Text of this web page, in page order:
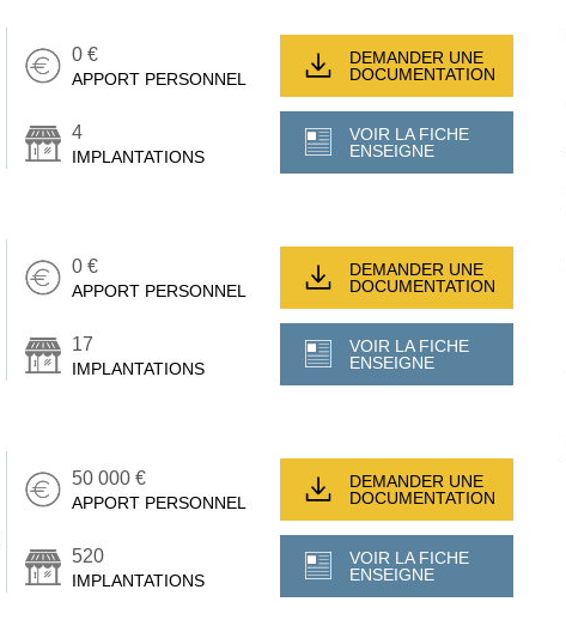
0 €
APPORT PERSONNEL
4
IMPLANTATIONS
DEMANDER UNE
DOCUMENTATION
VOIR LA FICHE
ENSEIGNE
0 €
APPORT PERSONNEL
17
IMPLANTATIONS
DEMANDER UNE
DOCUMENTATION
VOIR LA FICHE
ENSEIGNE
50 000 €
APPORT PERSONNEL
520
IMPLANTATIONS
DEMANDER UNE
DOCUMENTATION
VOIR LA FICHE
ENSEIGNE